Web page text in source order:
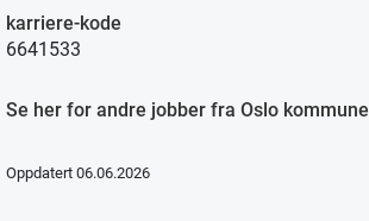
karriere-kode
6641533
Se her for andre jobber fra Oslo kommune
Oppdatert 06.06.2026